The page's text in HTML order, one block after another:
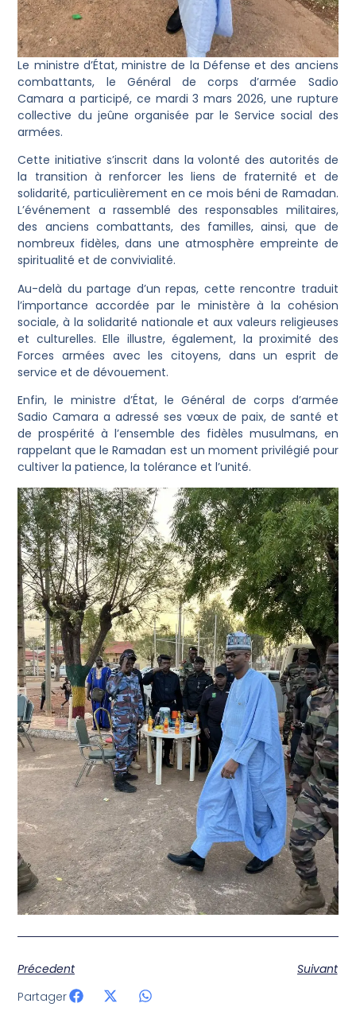
Le ministre d’État, ministre de la Défense et des anciens
combattants, le Général de corps d’armée Sadio
Camara a participé, ce mardi 3 mars 2026, une rupture
collective du jeûne organisée par le Service social des
armées.
Cette initiative s’inscrit dans la volonté des autorités de
la transition à renforcer les liens de fraternité et de
solidarité, particulièrement en ce mois béni de Ramadan.
L’événement a rassemblé des responsables militaires,
des anciens combattants, des familles, ainsi, que de
nombreux fidèles, dans une atmosphère empreinte de
spiritualité et de convivialité.
Au-delà du partage d’un repas, cette rencontre traduit
l’importance accordée par le ministère à la cohésion
sociale, à la solidarité nationale et aux valeurs religieuses
et culturelles. Elle illustre, également, la proximité des
Forces armées avec les citoyens, dans un esprit de
service et de dévouement.
Enfin, le ministre d’État, le Général de corps d’armée
Sadio Camara a adressé ses vœux de paix, de santé et
de prospérité à l’ensemble des fidèles musulmans, en
rappelant que le Ramadan est un moment privilégié pour
cultiver la patience, la tolérance et l’unité.
Précedent
Suivant
Partager